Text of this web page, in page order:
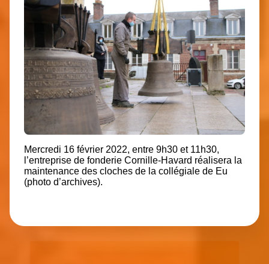
Mercredi 16 février 2022, entre 9h30 et 11h30,
l’entreprise de fonderie Cornille-Havard réalisera la
maintenance des cloches de la collégiale de Eu
(photo d’archives).